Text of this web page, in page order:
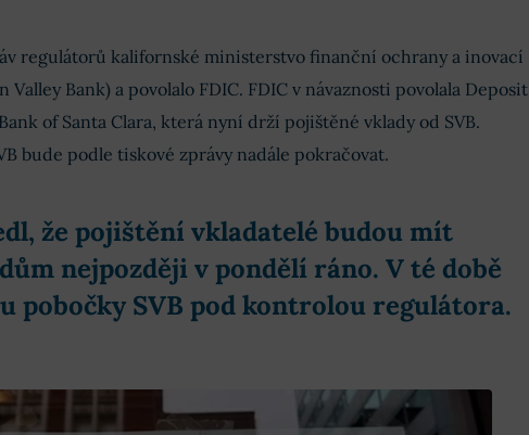
regulátorů kalifornské ministerstvo finanční ochrany a inovací
Valley Bank) a povolalo FDIC. FDIC v návaznosti povolala Deposit
of Santa Clara, která nyní drží pojištěné vklady od SVB.
bude podle tiskové zprávy nadále pokračovat.
že pojištění vkladatelé budou mít
nejpozději v pondělí ráno. V té době
pobočky SVB pod kontrolou regulátora.